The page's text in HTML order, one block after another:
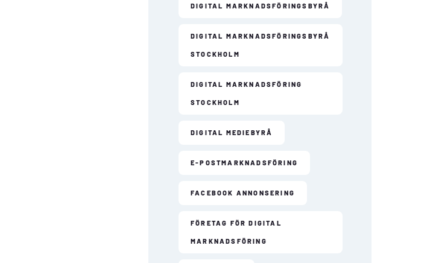
DIGITAL MARKNADSFÖRINGSBYRÅ
DIGITAL MARKNADSFÖRINGSBYRÅ
STOCKHOLM
DIGITAL MARKNADSFÖRING
STOCKHOLM
DIGITAL MEDIEBYRÅ
E-POSTMARKNADSFÖRING
FACEBOOK ANNONSERING
FÖRETAG FÖR DIGITAL
MARKNADSFÖRING